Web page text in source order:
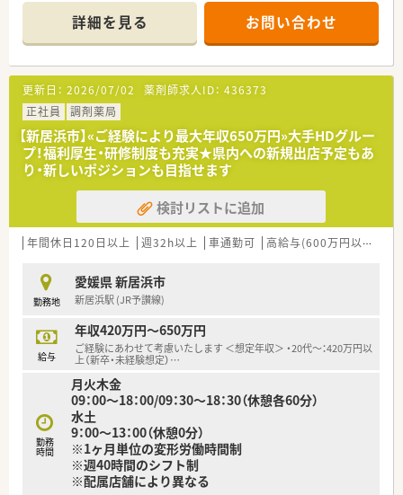
キャリア支援室、管理本部などへの本社キャリア
（例3）現場業務＋リクルーター、OJT対応、新規開局プロジェク
ト、専門認定薬剤師などご興味や専門性を生かしたキャリア
た職種選択が可能で、選択後の適宜変更も可能です。
〈こんな方にもおススメ〉
■ライフワークバランスを大切にしたい方
■経営面の心配なく安定した会社で長く働きたい方
など、お気軽にお問い合わせください！
頑張り次第で高給与も可能！
■経験や勤務コースによりますが、経験の少ない方でも500万前
半スタートと業界TOP水準！
■職種や職域に合わせ、豊富な社内研修や外部組織と連携した研
修を用意されています
■薬剤師が中心の会社だからこそ活躍できるキャリアパスが多
種多様に用意されています。
■店舗拡大に伴い、エリアマネジャーや営業部長等のマネジメン
トのポジションも増えます。
■在宅や教育等の専門性を活かせるスペシャリストを目指すこ
とも可能です。
■その他にも、管理部門や商品部門等の本社スタッフなど活動領
域は多種多様です。
■在宅実施店舗は年々増加しており、在宅医療へもしっかりと関
わる事ができます。
時短勤務ができるよう変更予定です。
■年間休日が120日とワークライフバランスが整っています
■日用品から常備薬まで、従業員割引制度など嬉しいメリットも
たくさんあります！
詳細を見る お問い合わせ
更新日： 2026/07/02 薬剤師求人ID： 436373
正社員
調剤薬局
【新居浜市】«ご経験により最大年収650万円»大手HDグルー
プ！福利厚生・研修制度も充実★県内への新規出店予定もあ
り・新しいポジションも目指せます
検討リストに追加
年間休日120日以上 週32h以上 車通勤可 高給与(600万円以上)
勤務地
愛媛県 新居浜市
新居浜駅 (JR予讃線)
給与
年収420万円～650万円
ご経験にあわせて考慮いたします ＜想定年収＞ ・20代～：420万円以
上（新卒・未経験想定）…
勤務
時間
月火木金
09：00～18：00/09：30～18：30（休憩各60分）
水土
9：00～13：00（休憩0分）
※1ヶ月単位の変形労働時間制
※週40時間のシフト制
※配属店舗により異なる